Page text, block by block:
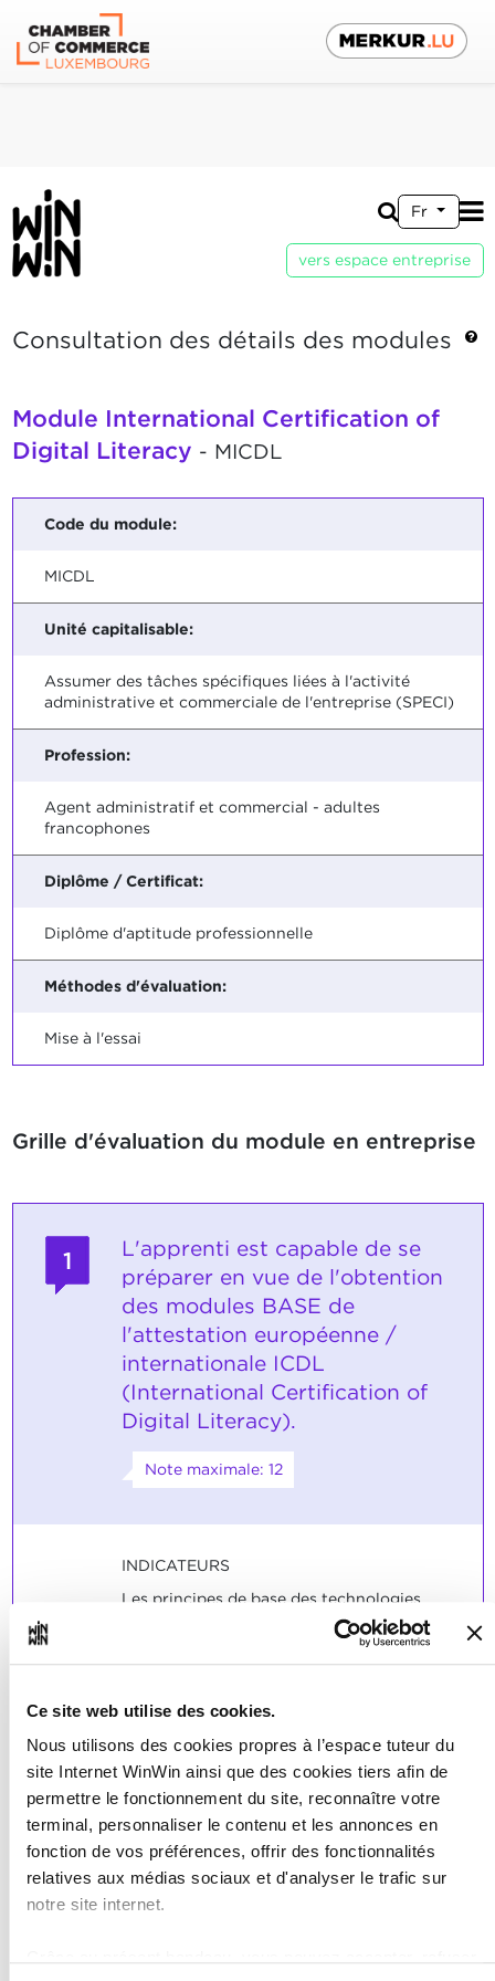
Ce site web utilise des cookies.
Nous utilisons des cookies propres à l’espace tuteur du
site Internet WinWin ainsi que des cookies tiers afin de
permettre le fonctionnement du site, reconnaître votre
terminal, personnaliser le contenu et les annonces en
fonction de vos préférences, offrir des fonctionnalités
relatives aux médias sociaux et d'analyser le trafic sur
notre site internet.
Fr
vers espace entreprise
Consultation des détails des modules
Module International Certification of
Digital Literacy - MICDL
Code du module:
MICDL
Unité capitalisable:
Assumer des tâches spécifiques liées à l'activité
administrative et commerciale de l'entreprise (SPECI)
Profession:
Agent administratif et commercial - adultes
francophones
Diplôme / Certificat:
Diplôme d'aptitude professionnelle
Méthodes d'évaluation:
Mise à l'essai
Grille d'évaluation du module en entreprise
1
L'apprenti est capable de se
préparer en vue de l'obtention
des modules BASE de
l'attestation européenne /
internationale ICDL
(International Certification of
Digital Literacy).
Note maximale: 12
INDICATEURS
Les principes de base des technologies
d'information et de communication sur
l'utilisation de l'ordinateur et la gestion
des fichiers sont connus et appliqués
Les modules sont réussis si les standards
minimums requis par les tests ICDL sont
atteints.